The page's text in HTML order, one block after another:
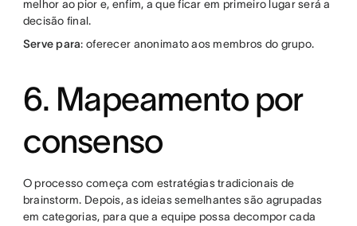
melhor ao pior e, enfim, a que ficar em primeiro lugar será a
decisão final.
Serve para: oferecer anonimato aos membros do grupo.
6. Mapeamento por
consenso
O processo começa com estratégias tradicionais de
brainstorm. Depois, as ideias semelhantes são agrupadas
em categorias, para que a equipe possa decompor cada